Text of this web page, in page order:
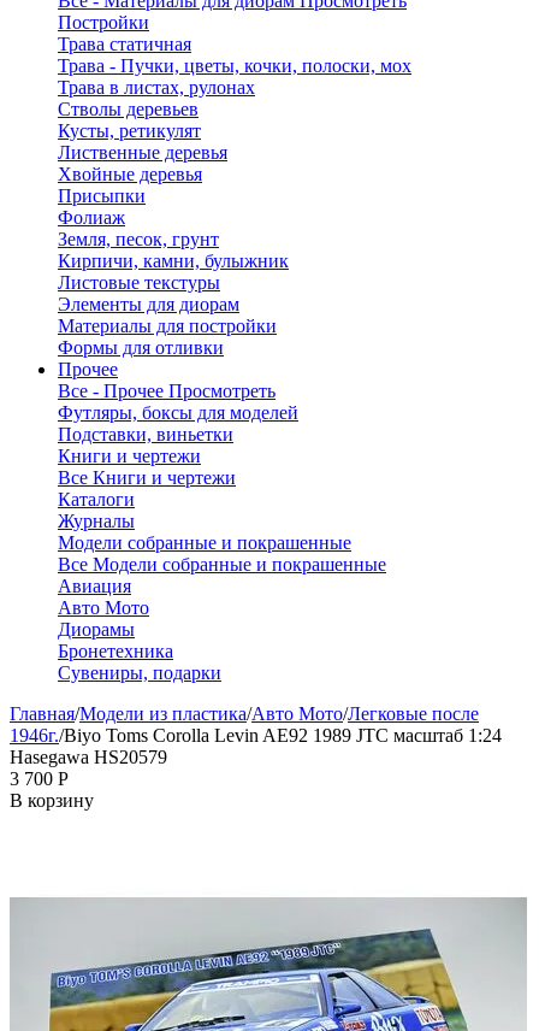
Постройки
Трава статичная
Трава - Пучки, цветы, кочки, полоски, мох
Трава в листах, рулонах
Стволы деревьев
Кусты, ретикулят
Лиственные деревья
Хвойные деревья
Присыпки
Фолиаж
Земля, песок, грунт
Кирпичи, камни, булыжник
Листовые текстуры
Элементы для диорам
Материалы для постройки
Формы для отливки
Прочее
Все - Прочее Просмотреть
Футляры, боксы для моделей
Подставки, виньетки
Книги и чертежи
Все Книги и чертежи
Каталоги
Журналы
Модели собранные и покрашенные
Все Модели собранные и покрашенные
Авиация
Авто Мото
Диорамы
Бронетехника
Сувениры, подарки
Главная/Модели из пластика/Авто Мото/Легковые после
1946г./Biyo Toms Corolla Levin AE92 1989 JTC масштаб 1:24
Hasegawa HS20579
3 700 Р
В корзину